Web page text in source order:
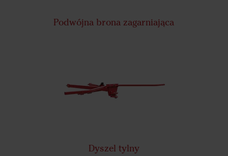
Podwójna brona zagarniająca
Dyszel tylny